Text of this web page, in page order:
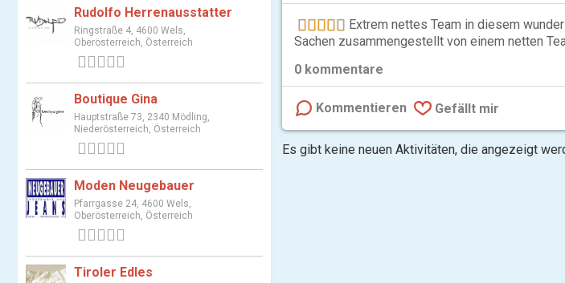
Rudolfo Herrenausstatter
Ringstraße 4, 4600 Wels,
Oberösterreich, Österreich
Boutique Gina
Hauptstraße 73, 2340 Mödling,
Niederösterreich, Österreich
Moden Neugebauer
Pfarrgasse 24, 4600 Wels,
Oberösterreich, Österreich
Tiroler Edles
Extrem nettes Team in diesem
Sachen zusammengestellt von einem netten
0 kommentare
Kommentieren Gefällt mir
Es gibt keine neuen Aktivitäten, die angezeigt